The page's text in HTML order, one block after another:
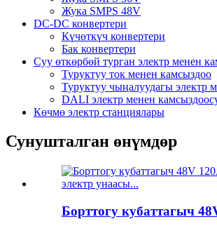
Жука SMPS 48V
DC-DC конвертери
Күчөткүч конвертери
Бак конвертери
Суу өткөрбөй турган электр менен
Туруктуу ток менен камсыздоо
Туруктуу чыңалуудагы электр
DALI электр менен
Көчмө электр станциялары
Сунушталган өнүмдөр
Борттогу кубаттагыч